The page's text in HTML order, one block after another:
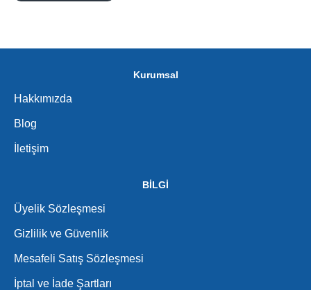
Kurumsal
Hakkımızda
Blog
İletişim
BİLGİ
Üyelik Sözleşmesi
Gizlilik ve Güvenlik
Mesafeli Satış Sözleşmesi
İptal ve İade Şartları